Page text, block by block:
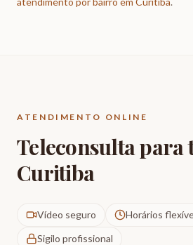
ATENDIMENTO ONLINE
Teleconsulta para
Curitiba
Vídeo seguro
Horários
Sigilo profissional